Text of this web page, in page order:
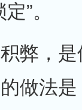
”。
，是
做法